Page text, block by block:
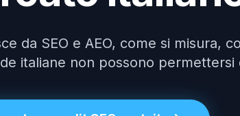
da SEO e AEO, come si misura,
italiane non possono permettersi